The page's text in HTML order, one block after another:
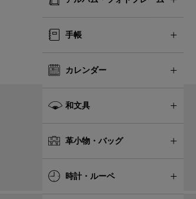
手帳
カレンダー
和文具
革小物・バッグ
時計・ルーペ